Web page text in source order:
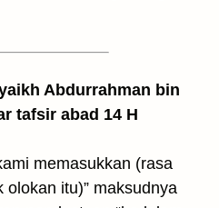
Abdurrahman bin
tafsir abad 14 H
memasukkan (rasa
olokan itu)” maksudnya